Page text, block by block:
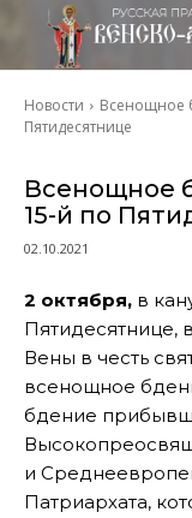
Новости
Всенощное
Пятидесятнице
Всенощное
15-й по
02.10.2021
2 октября, в
Пятидесятнице,
Вены в честь
всенощное
бдение
и
Патриархата,